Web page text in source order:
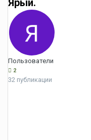
Пользователи
2
32 публикации